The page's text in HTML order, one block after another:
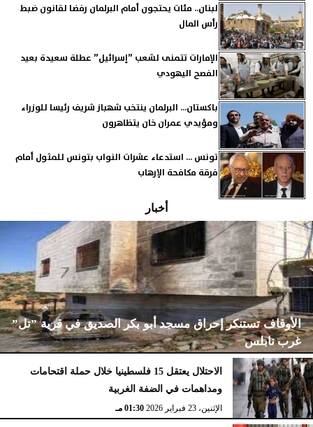
لبنان.. مئات يحتجون أمام البرلمان رفضا لقانون ضبط
رأس المال
الإمارات تتمنى لشعب ”إسرائيل” عطلة سعيدة بعيد
الفصح اليهودي
باكستان... البرلمان ينتخب شهباز شريف رئيسا للوزراء
ومؤيدي عمران خان يتظاهرون
تونس ... استدعاء عشرات النواب بتونس للمثول أمام
فرقة مكافحة الإرهاب
أخبار
الأوقاف تستنكر إحراق مسجد أبو بكر الصديق في قرية ”تل”
غرب نابلس
الإثنين، 23 فبراير 2026 02:15 مـ
الاحتلال يعتقل 15 فلسطينيا خلال حملة اقتحامات
ومداهمات في الضفة الغربية
الإثنين، 23 فبراير 2026 01:30 مـ